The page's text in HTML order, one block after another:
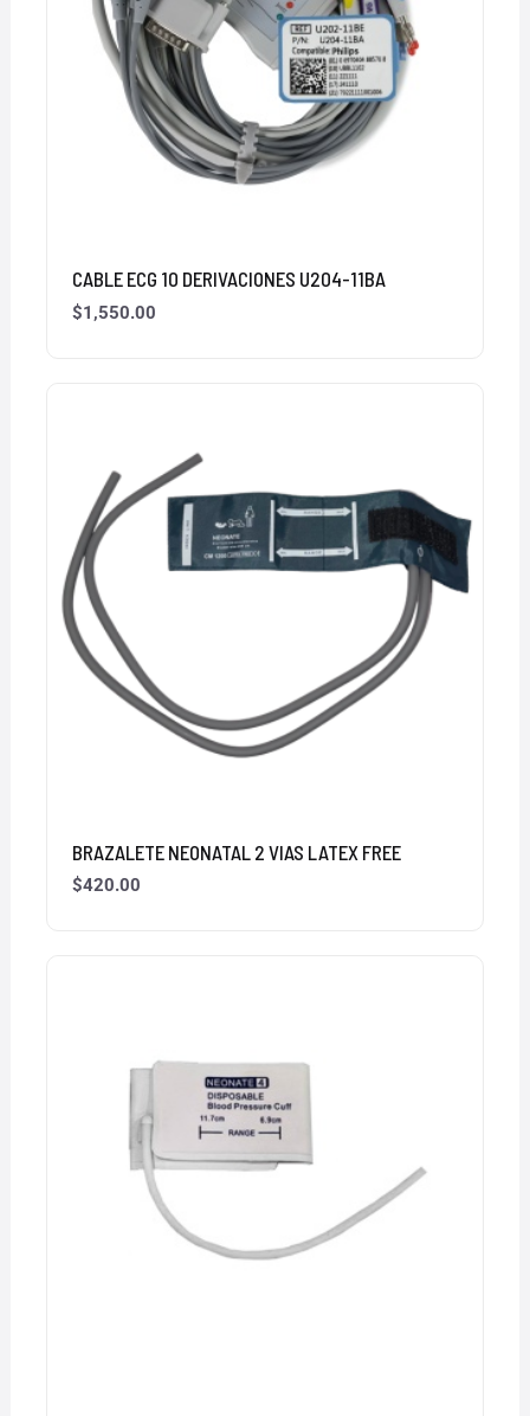
CABLE ECG 10 DERIVACIONES U204-11BA
$1,550.00
BRAZALETE NEONATAL 2 VIAS LATEX FREE
$420.00